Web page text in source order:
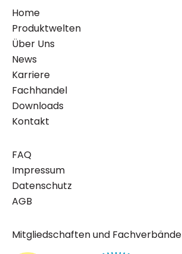
Home
Produktwelten
Über Uns
News
Karriere
Fachhandel
Downloads
Kontakt
FAQ
Impressum
Datenschutz
AGB
Mitgliedschaften und Fachverbände